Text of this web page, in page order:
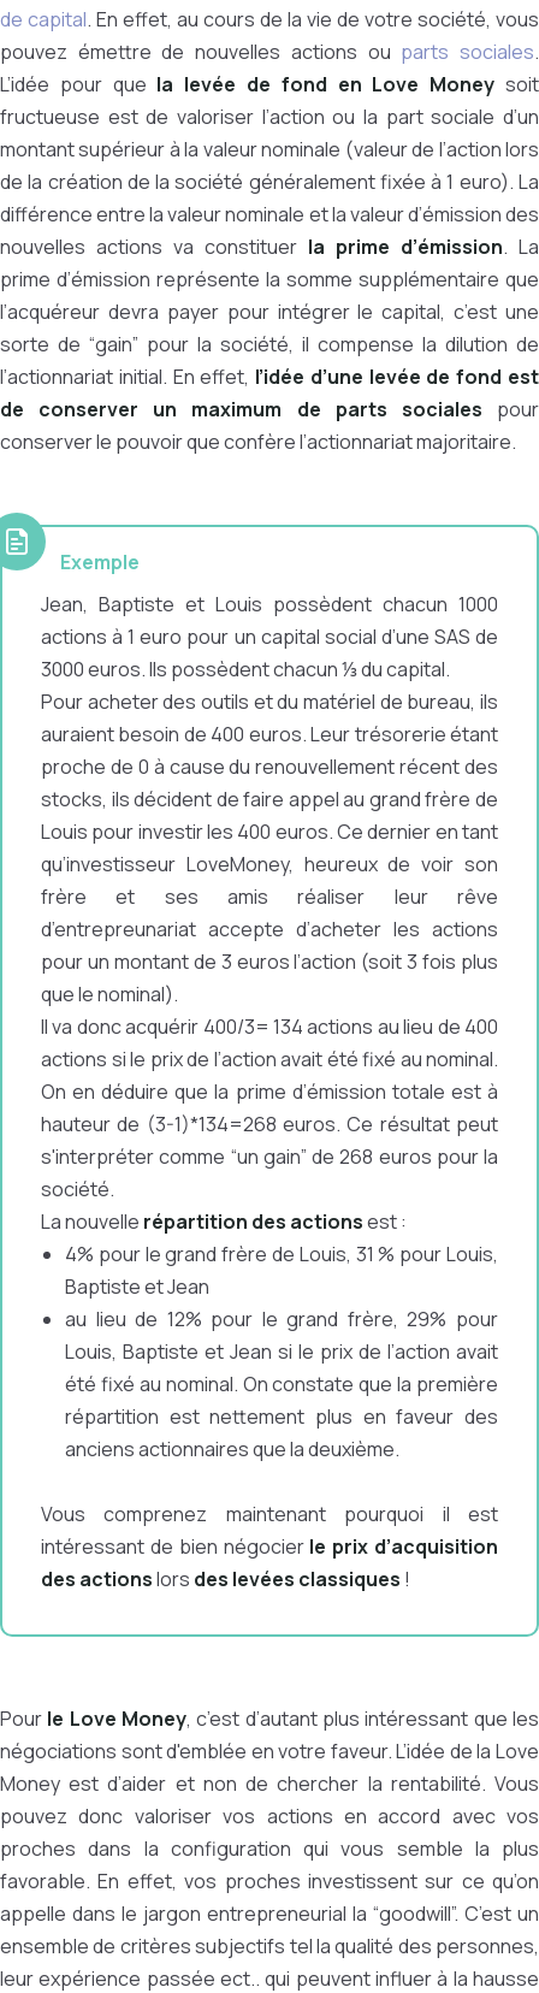
de capital. En effet, au cours de la vie de votre société, vous
pouvez émettre de nouvelles actions ou parts sociales.
L’idée pour que la levée de fond en Love Moneysoit
fructueuse est de valoriser l’action ou la part sociale d’un
montant supérieur à la valeur nominale (valeur de l’action lors
de la création de la société généralement fixée à 1 euro). La
différence entre la valeur nominale et la valeur d’émission des
nouvelles actions va constituer la prime d’émission. La
prime d’émission représente la somme supplémentaire que
l’acquéreur devra payer pour intégrer le capital, c’est une
sorte de “gain” pour la société, il compense la dilution de
l’actionnariat initial. En effet, l’idée d’une levée de fond est
de conserver un maximum de parts sociales pour
conserver le pouvoir que confère l’actionnariat majoritaire.
Exemple
Jean, Baptiste et Louis possèdent chacun 1000
actions à 1 euro pour un capital social d’une SAS de
3000 euros. Ils possèdent chacun ⅓ du capital.
Pour acheter des outils et du matériel de bureau, ils
auraient besoin de 400 euros. Leur trésorerie étant
proche de 0 à cause du renouvellement récent des
stocks, ils décident de faire appel au grand frère de
Louis pour investir les 400 euros. Ce dernier en tant
qu’investisseur LoveMoney, heureux de voir son
frère et ses amis réaliser leur rêve
d’entrepreunariat accepte d’acheter les actions
pour un montant de 3 euros l’action (soit 3 fois plus
que le nominal).
Il va donc acquérir 400/3= 134 actions au lieu de 400
actions si le prix de l’action avait été fixé au nominal.
On en déduire que la prime d’émission totale est à
hauteur de (3-1)*134=268 euros. Ce résultat peut
s'interpréter comme “un gain” de 268 euros pour la
société.
La nouvelle répartition des actionsest :
4% pour le grand frère de Louis, 31 % pour Louis,
Baptiste et Jean
au lieu de 12% pour le grand frère, 29% pour
Louis, Baptiste et Jean si le prix de l’action avait
été fixé au nominal. On constate que la première
répartition est nettement plus en faveur des
anciens actionnaires que la deuxième.
Vous comprenez maintenant pourquoi il est
intéressant de bien négocier le prix d’acquisition
des actionslors des levées classiques !
Pour le Love Money, c’est d’autant plus intéressant que les
négociations sont d'emblée en votre faveur. L’idée de la Love
Money est d’aider et non de chercher la rentabilité. Vous
pouvez donc valoriser vos actions en accord avec vos
proches dans la configuration qui vous semble la plus
favorable. En effet, vos proches investissent sur ce qu’on
appelle dans le jargon entrepreneurial la “goodwill”. C’est un
ensemble de critères subjectifs tel la qualité des personnes,
leur expérience passée ect.. qui peuvent influer à la hausse